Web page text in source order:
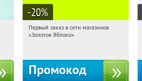
-20%
17:33:59
Получи первым!
Первый заказ в сети магазинов
«Золотое Яблоко»
Промокод